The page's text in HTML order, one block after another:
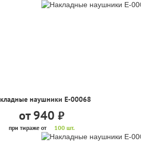
наушники Е-00068
от 940 руб.
при тираже от 100 шт.